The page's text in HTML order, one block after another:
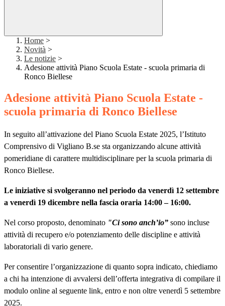
Home >
Novità >
Le notizie >
Adesione attività Piano Scuola Estate - scuola primaria di
Ronco Biellese
Adesione attività Piano Scuola Estate -
scuola primaria di Ronco Biellese
In seguito all’attivazione del Piano Scuola Estate 2025, l’Istituto
Comprensivo di Vigliano B.se sta organizzando alcune attività
pomeridiane di carattere multidisciplinare per la scuola primaria di
Ronco Biellese.
Le iniziative si svolgeranno nel periodo da venerdì 12 settembre
a venerdì 19 dicembre nella fascia oraria 14:00 – 16:00.
Nel corso proposto, denominato "Ci sono anch’io” sono incluse
attività di recupero e/o potenziamento delle discipline e attività
laboratoriali di vario genere.
Per consentire l’organizzazione di quanto sopra indicato, chiediamo
a chi ha intenzione di avvalersi dell’offerta integrativa di compilare il
modulo online al seguente link, entro e non oltre venerdì 5 settembre
2025.